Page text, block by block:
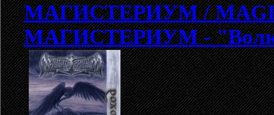
МАГИСТЕРИУМ /
МАГИСТЕРИУМ -